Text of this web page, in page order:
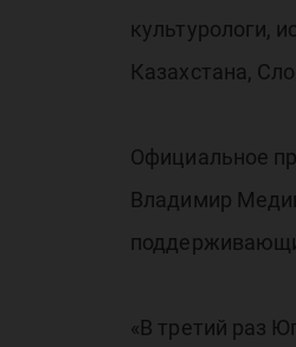
культурологи,
Казахстана,
Официальное
Владимир
«В третий раз